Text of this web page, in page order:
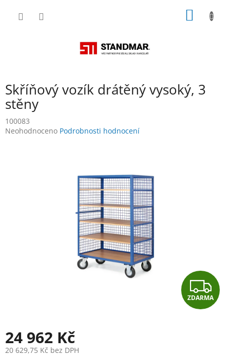
Skříňový vozík drátěný vysoký, 3
stěny
100083
Průměrné
Neohodnoceno Podrobnosti hodnocení
Z
D
ZDARMA
24 962 Kč
20 629,75 Kč bez DPH